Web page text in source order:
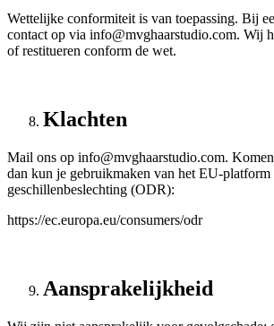
Wettelijke conformiteit is van toepassing. Bij
contact op via info@mvghaarstudio.com. Wij
of restitueren conform de wet.
Klachten
Mail ons op info@mvghaarstudio.com.
dan kun je gebruikmaken van het EU-
geschillenbeslechting (ODR):
https://ec.europa.eu/consumers/odr
Aansprakelijkheid